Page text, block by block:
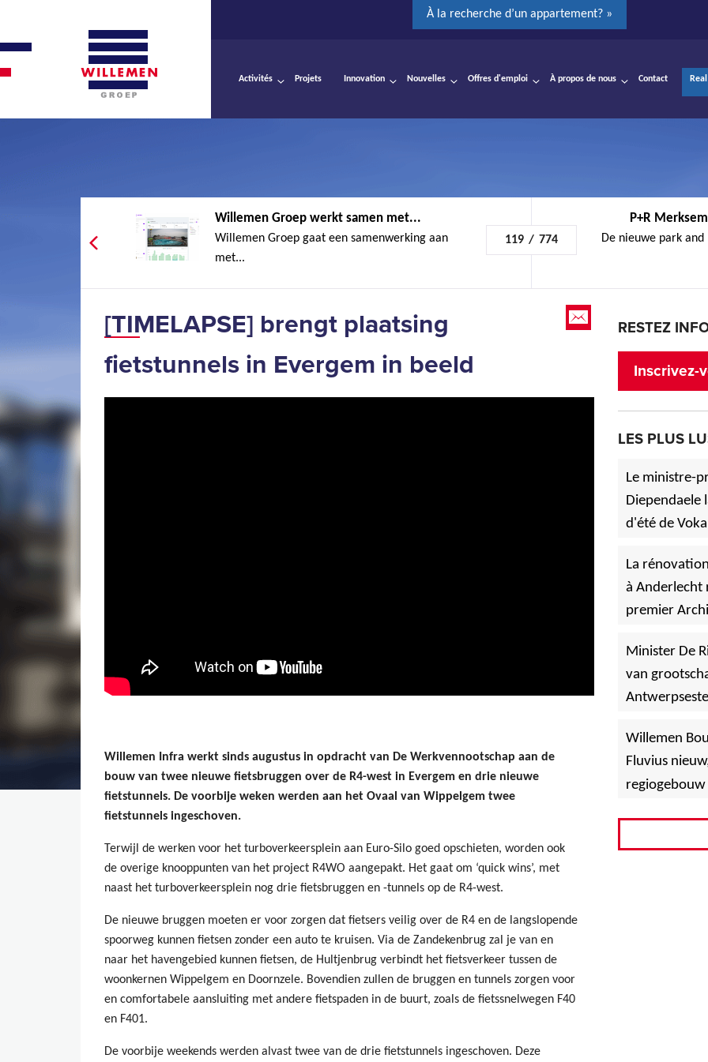
À la recherche d’un appartement? »
Activités Projets Innovation Nouvelles Offres d'emploi À propos de nous Contact
Willemen Groep werkt samen met...
Willemen Groep gaat een samenwerking aan
met...
119 / 774
P+R
De nieuwe park
[TIMELAPSE] brengt plaatsing
fietstunnels in Evergem in beeld
Willemen Infra werkt sinds augustus in opdracht van De Werkvennootschap aan de
bouw van twee nieuwe fietsbruggen over de R4-west in Evergem en drie nieuwe
fietstunnels. De voorbije weken werden aan het Ovaal van Wippelgem twee
fietstunnels ingeschoven.
Terwijl de werken voor het turboverkeersplein aan Euro-Silo goed opschieten, worden ook
de overige knooppunten van het project R4WO aangepakt. Het gaat om ‘quick wins’, met
naast het turboverkeersplein nog drie fietsbruggen en -tunnels op de R4-west.
De nieuwe bruggen moeten er voor zorgen dat fietsers veilig over de R4 en de langslopende
spoorweg kunnen fietsen zonder een auto te kruisen. Via de Zandekenbrug zal je van en
naar het havengebied kunnen fietsen, de Hultjenbrug verbindt het fietsverkeer tussen de
woonkernen Wippelgem en Doornzele. Bovendien zullen de bruggen en tunnels zorgen voor
en comfortabele aansluiting met andere fietspaden in de buurt, zoals de fietssnelwegen F40
en F401.
De voorbije weekends werden alvast twee van de drie fietstunnels ingeschoven. Deze
RESTEZ
Inscrivez-
LES PLUS
Le ministre-
Diependaele
d'été de
La
à Anderlecht
premier
Minister De
van
Willemen
Fluvius